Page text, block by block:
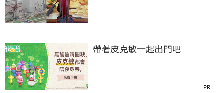
帶著皮克敏一起出門吧
PR